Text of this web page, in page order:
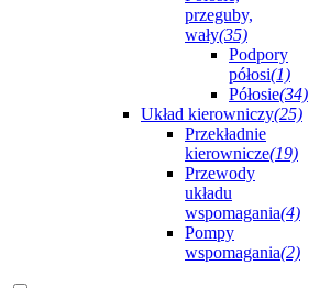
przeguby,
wały(35)
Podpory
półosi(1)
Półosie(34)
Układ kierowniczy(25)
Przekładnie
kierownicze(19)
Przewody
układu
wspomagania(4)
Pompy
wspomagania(2)